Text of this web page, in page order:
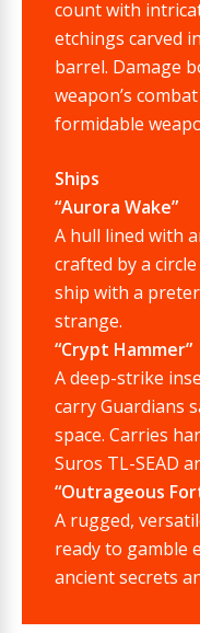
count with
etchings carved
barrel. Damage
weapon’s
formidable
Ships
“Aurora Wake”
A hull lined with
crafted by a
ship with a
strange.
“Crypt Hammer”
A deep-strike
carry Guardians
space. Carries
Suros TL-SEAD
“Outrageous
A rugged,
ready to gamble
ancient secrets